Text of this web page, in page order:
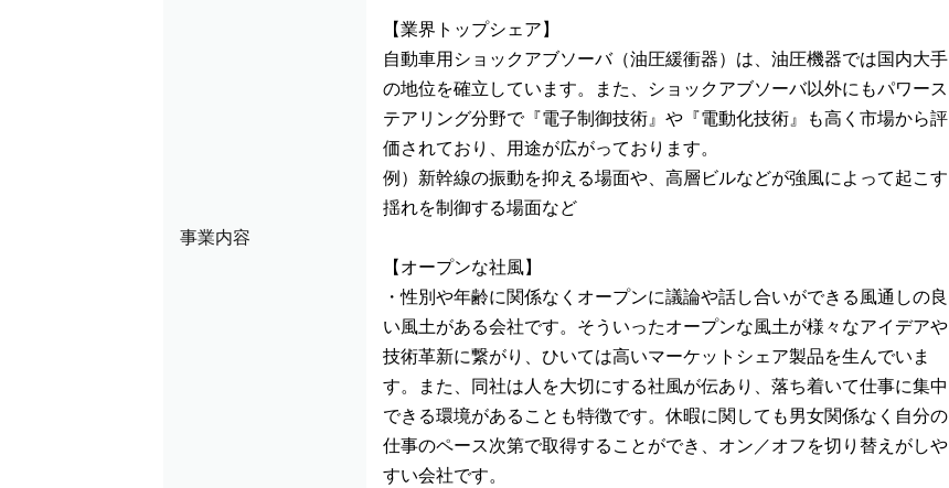
事業内容
【業界トップシェア】
自動車用ショックアブソーバ（油圧緩衝器）は、油圧機器では国内大手
の地位を確立しています。また、ショックアブソーバ以外にもパワース
テアリング分野で『電子制御技術』や『電動化技術』も高く市場から評
価されており、用途が広がっております。
例）新幹線の振動を抑える場面や、高層ビルなどが強風によって起こす
揺れを制御する場面など
【オープンな社風】
・性別や年齢に関係なくオープンに議論や話し合いができる風通しの良
い風土がある会社です。そういったオープンな風土が様々なアイデアや
技術革新に繋がり、ひいては高いマーケットシェア製品を生んでいま
す。また、同社は人を大切にする社風が伝あり、落ち着いて仕事に集中
できる環境があることも特徴です。休暇に関しても男女関係なく自分の
仕事のペース次第で取得することができ、オン／オフを切り替えがしや
すい会社です。